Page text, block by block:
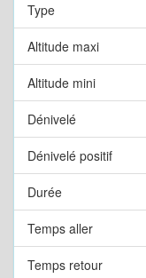
Type
Altitude maxi
Altitude mini
Dénivelé
Dénivelé positif
Durée
Temps aller
Temps retour